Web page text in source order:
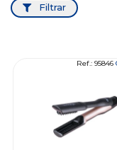
Filtrar
Ref.: 95846